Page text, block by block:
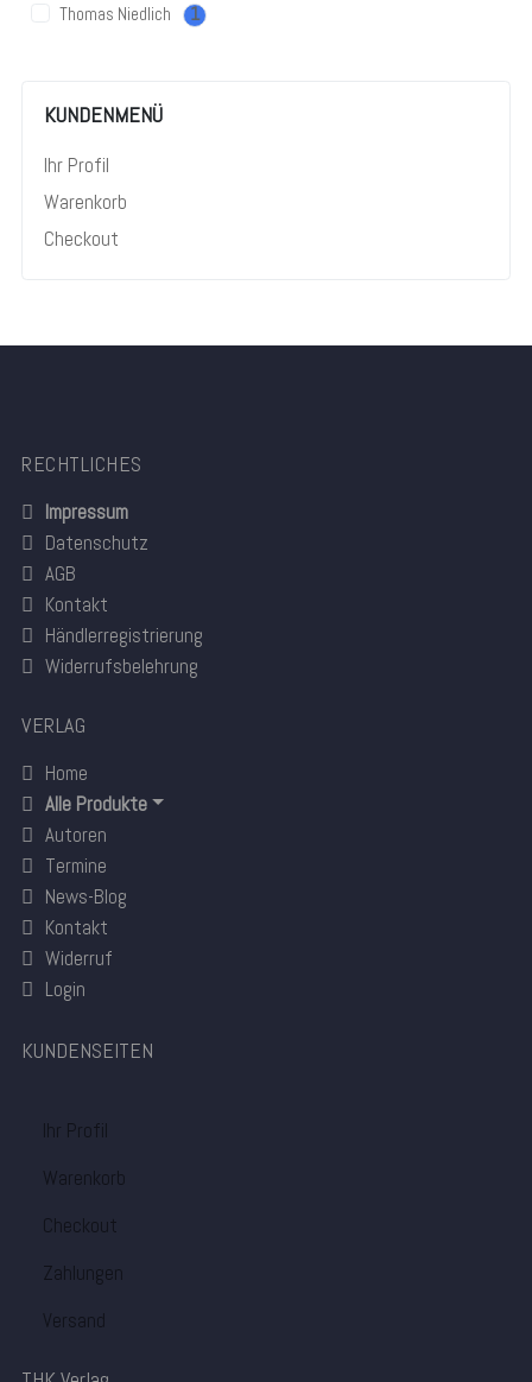
Thomas Niedlich 1
KUNDENMENÜ
Ihr Profil
Warenkorb
Checkout
RECHTLICHES
Impressum
Datenschutz
AGB
Kontakt
Händlerregistrierung
Widerrufsbelehrung
VERLAG
Home
Alle Produkte
Autoren
Termine
News-Blog
Kontakt
Widerruf
Login
KUNDENSEITEN
Ihr Profil
Warenkorb
Checkout
Zahlungen
Versand